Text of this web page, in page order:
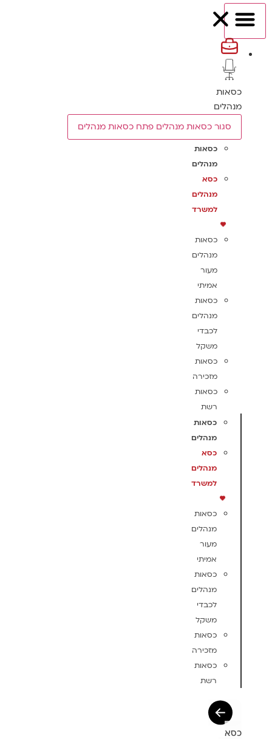
כסאות
מנהלים
סגור כסאות מנהלים פתח כסאות מנהלים
כסאות
מנהלים
כסא
מנהלים
למשרד
כסאות
מנהלים
מעור
אמיתי
כסאות
מנהלים
לכבדי
משקל
כסאות
מזכירה
כסאות
רשת
כסאות
מנהלים
כסא
מנהלים
למשרד
כסאות
מנהלים
מעור
אמיתי
כסאות
מנהלים
לכבדי
משקל
כסאות
מזכירה
כסאות
רשת
כסא